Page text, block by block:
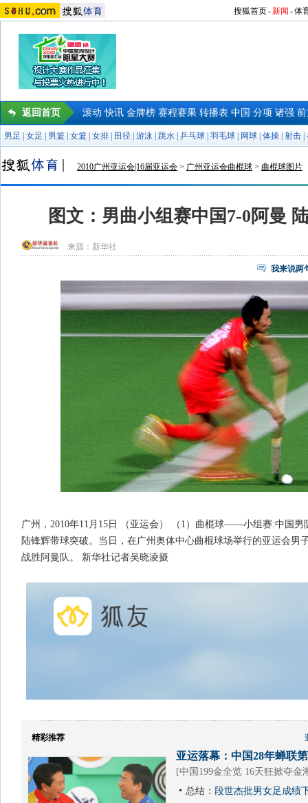
搜狐首页-新闻 -体
返回首页 滚动 快讯 金牌榜 赛程赛果 转播表 中国 分项 诸强
男足 女足 男篮 女篮 女排 田径 游泳 跳水 乒乓球 羽毛球 网球 体操 射击
2010广州亚运会|16届亚运会 > 广州亚运会曲棍球 > 曲棍球图片
图文：男曲小组赛中国7-0阿曼
来源： 新华社
我来说两
广州，2010年11月15日 （亚运会） （1）曲棍球——小组赛:中国男
陆锋辉带球突破。当日，在广州奥体中心曲棍球场举行的亚运会男
战胜阿曼队。 新华社记者吴晓凌摄
精彩推荐
亚运落幕：中国28年蝉联
[中国199金全览 16天狂掀夺金
总结： 段世杰批男女足成绩